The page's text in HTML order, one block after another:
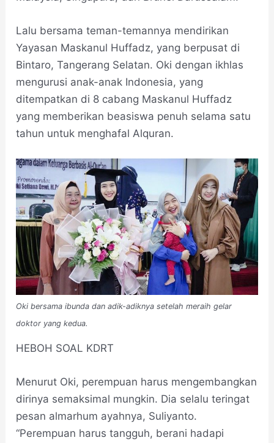
Lalu bersama teman-temannya mendirikan
Yayasan Maskanul Huffadz, yang berpusat di
Bintaro, Tangerang Selatan. Oki dengan ikhlas
mengurusi anak-anak Indonesia, yang
ditempatkan di 8 cabang Maskanul Huffadz
yang memberikan beasiswa penuh selama satu
tahun untuk menghafal Alquran.
Oki bersama ibunda dan adik-adiknya setelah meraih gelar
doktor yang kedua.
HEBOH SOAL KDRT
Menurut Oki, perempuan harus mengembangkan
dirinya semaksimal mungkin. Dia selalu teringat
pesan almarhum ayahnya, Suliyanto.
“Perempuan harus tangguh, berani hadapi